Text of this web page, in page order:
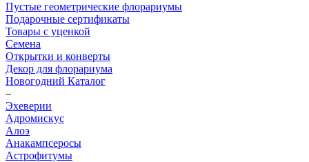
Пустые геометрические флорариумы
Подарочные сертификаты
Товары с уценкой
Семена
Открытки и конверты
Декор для флорариума
Новогодний Каталог
–
Эхеверии
Адромискус
Алоэ
Анакампсеросы
Астрофитумы